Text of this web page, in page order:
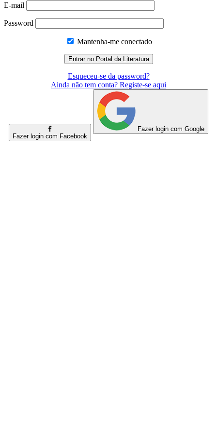
E-mail
Password
Mantenha-me conectado
Esqueceu-se da password?
Ainda não tem conta? Registe-se aqui
Fazer login com Facebook
Fazer login com Google